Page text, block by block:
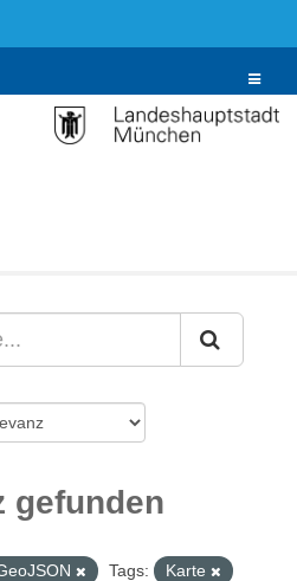
Toggle
gefunden
Tags:
Karte